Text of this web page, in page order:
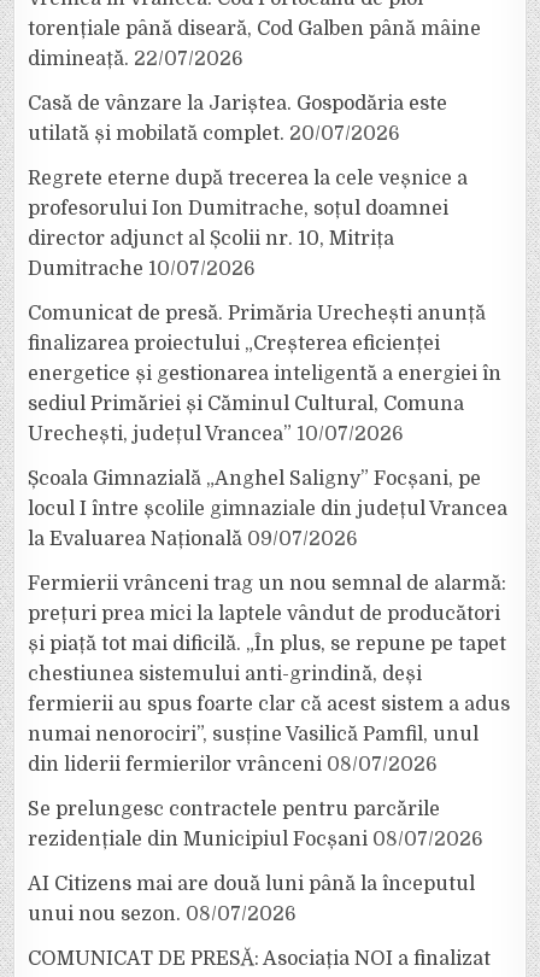
torențiale până diseară, Cod Galben până mâine
dimineață. 22/07/2026
Casă de vânzare la Jariștea. Gospodăria este
utilată și mobilată complet. 20/07/2026
Regrete eterne după trecerea la cele veșnice a
profesorului Ion Dumitrache, soțul doamnei
director adjunct al Școlii nr. 10, Mitrița
Dumitrache 10/07/2026
Comunicat de presă. Primăria Urechești anunță
finalizarea proiectului „Creșterea eficienței
energetice și gestionarea inteligentă a energiei în
sediul Primăriei și Căminul Cultural, Comuna
Urechești, județul Vrancea” 10/07/2026
Școala Gimnazială „Anghel Saligny” Focșani, pe
locul I între școlile gimnaziale din județul Vrancea
la Evaluarea Națională 09/07/2026
Fermierii vrânceni trag un nou semnal de alarmă:
prețuri prea mici la laptele vândut de producători
și piață tot mai dificilă. „În plus, se repune pe tapet
chestiunea sistemului anti-grindină, deși
fermierii au spus foarte clar că acest sistem a adus
numai nenorociri”, susține Vasilică Pamfil, unul
din liderii fermierilor vrânceni 08/07/2026
Se prelungesc contractele pentru parcările
rezidențiale din Municipiul Focșani 08/07/2026
AI Citizens mai are două luni până la începutul
unui nou sezon. 08/07/2026
COMUNICAT DE PRESĂ: Asociația NOI a finalizat